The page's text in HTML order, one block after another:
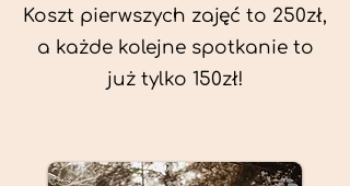
Koszt pierwszych zajęć to 250zł,
a każde kolejne spotkanie to
już tylko 150zł!